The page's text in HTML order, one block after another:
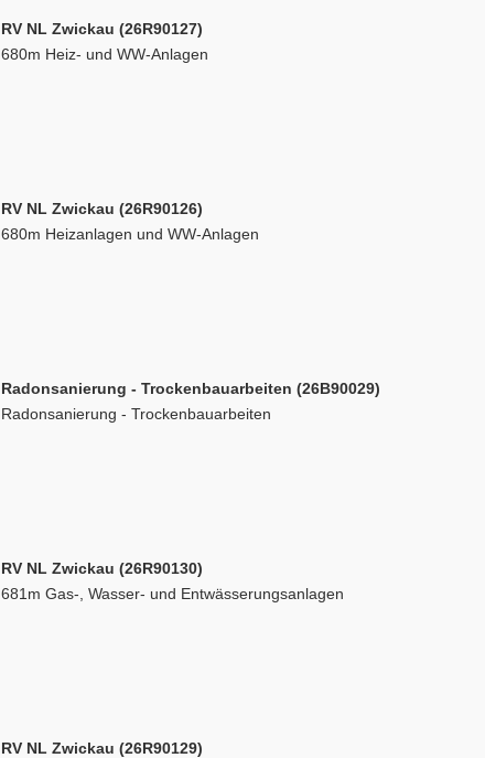
RV NL Zwickau (26R90127)
680m Heiz- und WW-Anlagen
RV NL Zwickau (26R90126)
680m Heizanlagen und WW-Anlagen
Radonsanierung - Trockenbauarbeiten (26B90029)
Radonsanierung - Trockenbauarbeiten
RV NL Zwickau (26R90130)
681m Gas-, Wasser- und Entwässerungsanlagen
RV NL Zwickau (26R90129)